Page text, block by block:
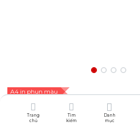
Trang
chủ
Tìm
kiếm
Danh
mục
A4 in phun màu
4.609.000 4.977.720₫